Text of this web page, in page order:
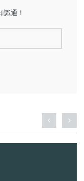
通！